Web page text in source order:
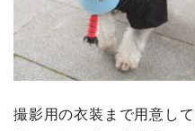
撮影用の衣装まで用意し